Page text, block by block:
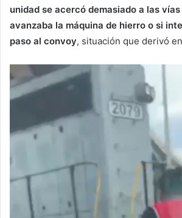
unidad se acercó demasiado a las
avanzaba la máquina de hierro o si
paso al convoy, situación que derivó